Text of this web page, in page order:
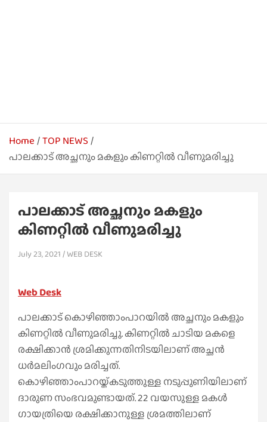
Home TOP NEWS
പാലക്കാട് അച്ഛനും മകളും കിണറ്റില്‍ വീണുമരിച്ചു
പാലക്കാട് അച്ഛനും മകളും
കിണറ്റില്‍ വീണുമരിച്ചു
July 23, 2021 WEB DESK
Web Desk
പാലക്കാട് കൊഴിഞ്ഞാംപാറയില്‍ അച്ഛനും മകളും
കിണറ്റില്‍ വീണുമരിച്ചു. കിണറ്റില്‍ ചാടിയ മകളെ
രക്ഷിക്കാന്‍ ശ്രമിക്കുന്നതിനിടയിലാണ് അച്ഛന്‍
ധര്‍മലിംഗവും മരിച്ചത്.
കൊഴിഞ്ഞാംപാറയ്ക്കടുത്തുള്ള നടുപ്പുണിയിലാണ്
ദാരുണ സംഭവമുണ്ടായത്. 22 വയസുള്ള മകള്‍
ഗായത്രിയെ രക്ഷിക്കാനുള്ള ശ്രമത്തിലാണ്